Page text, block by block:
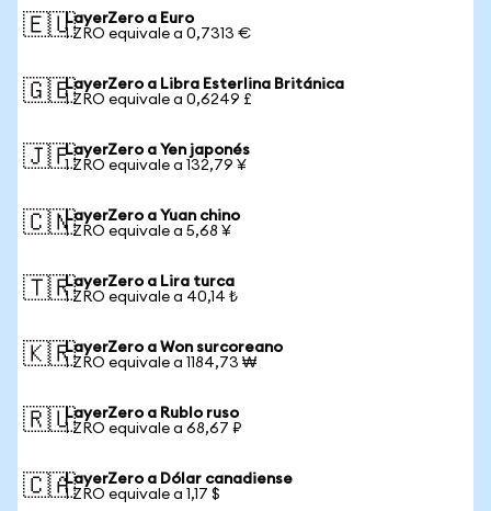
🇪🇺LayerZero a Euro
1 ZRO equivale a 0,7313 €
🇬🇧LayerZero a Libra Esterlina Británica
1 ZRO equivale a 0,6249 £
🇯🇵LayerZero a Yen japonés
1 ZRO equivale a 132,79 ¥
🇨🇳LayerZero a Yuan chino
1 ZRO equivale a 5,68 ¥
🇹🇷LayerZero a Lira turca
1 ZRO equivale a 40,14 ₺
🇰🇷LayerZero a Won surcoreano
1 ZRO equivale a 1184,73 ₩
🇷🇺LayerZero a Rublo ruso
1 ZRO equivale a 68,67 ₽
🇨🇦LayerZero a Dólar canadiense
1 ZRO equivale a 1,17 $